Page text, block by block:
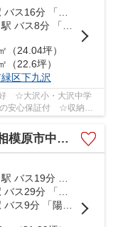
「北公園入口（神奈川県）」 停歩3分
バス8分 「峡の原」 停歩17分
（24.04坪）
（22.6坪）
区下九沢
好 ☆大沢小・大沢中学
安心保証付 ☆収納豊
中古戸...
新築一戸建て 全3棟
ス19分 「半在家」 停歩3分
29分 「半在家」 停歩3分
ス9分 「陽原」 停歩3分